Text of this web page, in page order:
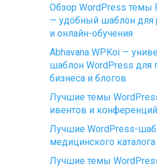
Обзор WordPress темы
— удобный шаблон для
и онлайн-обучения
Abhavana WPKoi —
шаблон WordPress для
бизнеса и блогов
Лучшие темы
ивентов и конференций
Лучшие WordPress-
медицинского
Лучшие темы